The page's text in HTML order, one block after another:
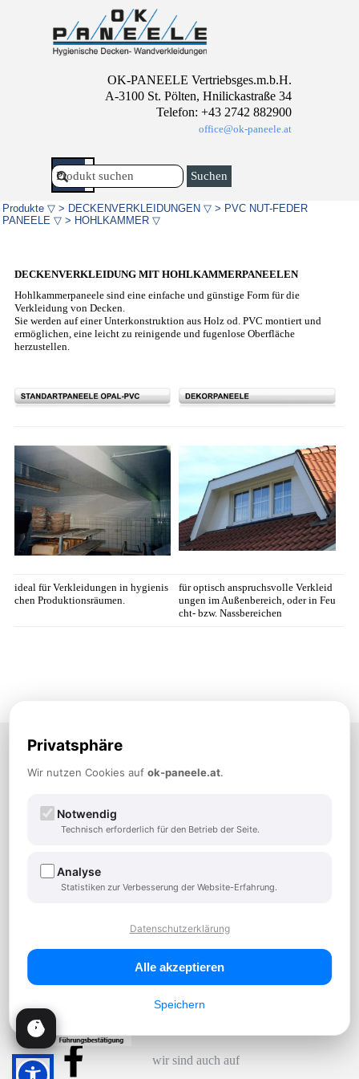
Direkt zum Seiteninhalt
OK-PANEELE Vertriebsges.m.b.H.
A-3100 St. Pölten, Hnilickastraße 34
Telefon: +43 2742 882900
office@ok-paneele.at
Suchen
Menü überspringen
Produkte ▽ > DECKENVERKLEIDUNGEN ▽ > PVC NUT-FEDER
PANEELE ▽ > HOHLKAMMER ▽
DECKENVERKLEIDUNG MIT HOHLKAMMERPANEELEN
Hohlkammerpaneele sind eine einfache und günstige Form für die
Verkleidung von Decken.
Sie werden auf einer Unterkonstruktion aus Holz od. PVC montiert und
ermöglichen, eine leicht zu reinigende und fugenlose Oberfläche
herzustellen.
ideal für Verkleidungen in hygienis
chen Produktionsräumen.
für optisch anspruchsvolle Verkleid
ungen im Außenbereich, oder in Feu
cht- bzw. Nassbereichen
Zum Anfrageformular
A-3100 St. Pölten, Hnilickastraße 34
TEL:
+43 2742 882900
Der Profi wenn es um Paneele geht
Öffnungszeiten - Büro
Fr: 08:00 – 12:00 Uhr
wir sind auch auf
Privatsphäre
Wir nutzen Cookies aufok-paneele.at.
Notwendig
Technisch erforderlich für den Betrieb der Seite.
Analyse
Statistiken zur Verbesserung der Website-Erfahrung.
Datenschutzerklärung
Alle akzeptieren
Speichern